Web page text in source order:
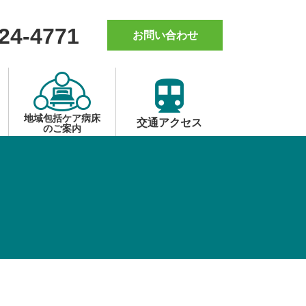
お問い合わせ
4771
地域包括ケア病床
のご案内
交通アクセス